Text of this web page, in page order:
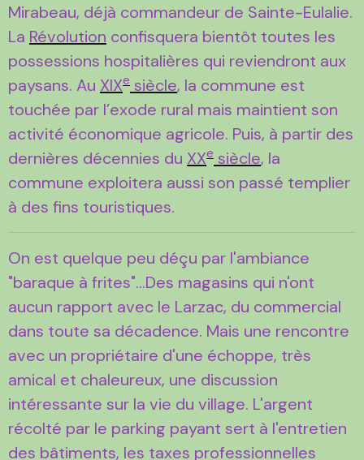
Mirabeau, déjà commandeur de Sainte-Eulalie.
La Révolution confisquera bientôt toutes les
possessions hospitalières qui reviendront aux
paysans. Au XIXe siècle, la commune est
touchée par l’exode rural mais maintient son
activité économique agricole. Puis, à partir des
dernières décennies du XXe siècle, la
commune exploitera aussi son passé templier
à des fins touristiques.
On est quelque peu déçu par l'ambiance
"baraque à frites"...Des magasins qui n'ont
aucun rapport avec le Larzac, du commercial
dans toute sa décadence. Mais une rencontre
avec un propriétaire d'une échoppe, très
amical et chaleureux, une discussion
intéressante sur la vie du village. L'argent
récolté par le parking payant sert à l'entretien
des bâtiments, les taxes professionnelles